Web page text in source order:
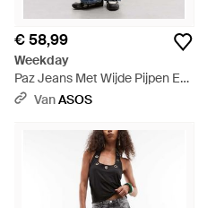
€ 58,99
Weekday
Paz Jeans Met Wijde Pijpen En
Halfhoge Taille - Blauw
VanASOS